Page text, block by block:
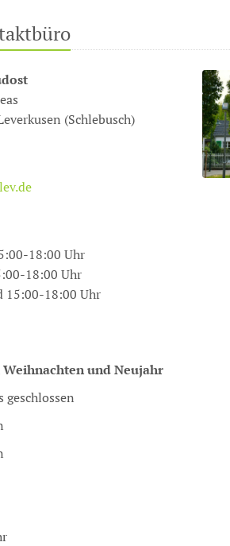
(Schlebusch)
18:00 Uhr
18:00 Uhr
15:00-18:00 Uhr
und Neujahr